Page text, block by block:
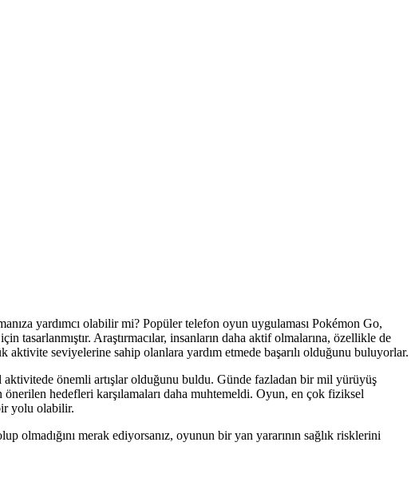
yardımcı olabilir mi? Popüler telefon oyun uygulaması Pokémon Go,
tasarlanmıştır. Araştırmacılar, insanların daha aktif olmalarına, özellikle de
seviyelerine sahip olanlara yardım etmede başarılı olduğunu buluyorlar.
önemli artışlar olduğunu buldu. Günde fazladan bir mil yürüyüş
hedefleri karşılamaları daha muhtemeldi. Oyun, en çok fiziksel
yolu olabilir.
olmadığını merak ediyorsanız, oyunun bir yan yararının sağlık risklerini